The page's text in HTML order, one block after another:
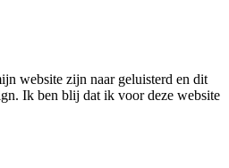
website zijn naar geluisterd en dit
Ik ben blij dat ik voor deze website